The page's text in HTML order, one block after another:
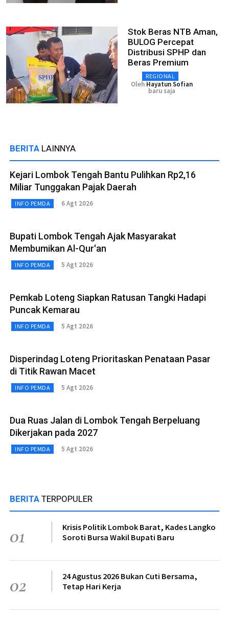
Stok Beras NTB Aman,
BULOG Percepat
Distribusi SPHP dan
Beras Premium
REGIONAL
Oleh Hayatun Sofian
baru saja
BERITA LAINNYA
Kejari Lombok Tengah Bantu Pulihkan Rp2,16
Miliar Tunggakan Pajak Daerah
INFO PEMDA 6 Agt 2026
Bupati Lombok Tengah Ajak Masyarakat
Membumikan Al-Qur'an
INFO PEMDA 5 Agt 2026
Pemkab Loteng Siapkan Ratusan Tangki Hadapi
Puncak Kemarau
INFO PEMDA 5 Agt 2026
Disperindag Loteng Prioritaskan Penataan Pasar
di Titik Rawan Macet
INFO PEMDA 5 Agt 2026
Dua Ruas Jalan di Lombok Tengah Berpeluang
Dikerjakan pada 2027
INFO PEMDA 5 Agt 2026
BERITA TERPOPULER
01
Krisis Politik Lombok Barat, Kades Langko
Soroti Bursa Wakil Bupati Baru
02
24 Agustus 2026 Bukan Cuti Bersama,
Tetap Hari Kerja